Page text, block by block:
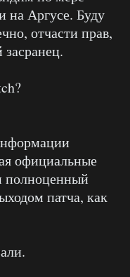
на Аргусе. Буду
отчасти прав,
официальные
полноценный
патча, как